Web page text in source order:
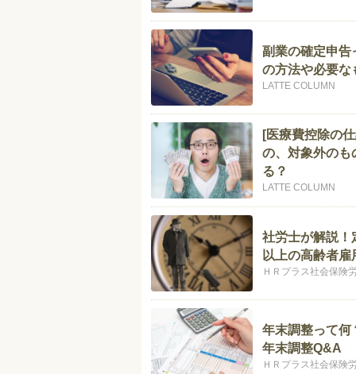
副業の確定申告
の方法や必要な
LATTE COLUMN
[医療費控除の
の、対象外のも
る？
LATTE COLUMN
社労士が解説！
以上の高齢者
ＨＲプラス社会保険
年末調整って何
年末調整Q&A
ＨＲプラス社会保険